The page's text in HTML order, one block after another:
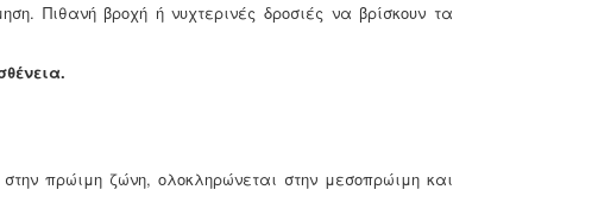
Πιθανή βροχή ή νυχτερινές δροσιές να βρίσκουν τα
πρώιμη ζώνη, ολοκληρώνεται στην μεσοπρώιμη και